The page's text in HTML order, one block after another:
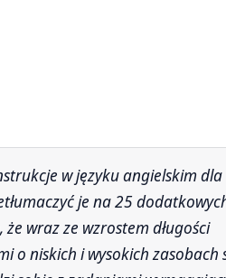
je na 25
wraz ze wzrostem długości
o niskich i wysokich zasobach